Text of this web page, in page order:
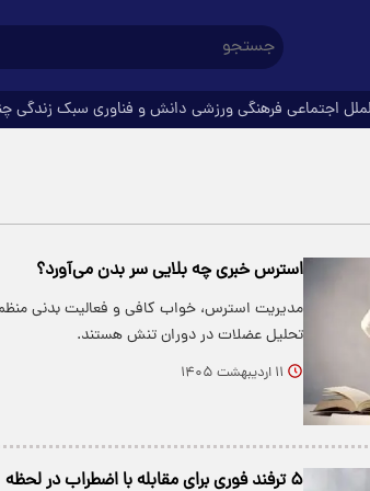
اجتماعی فرهنگیورزشی دانش و فناوری سبک زندگی
استرس خبری چه بلایی سر بدن می‌آورد؟
مدیریت استرس، خواب کافی و فعالیت بدنی
تحلیل عضلات در دوران تنش هستند.
۱۱ اردیبهشت ۱۴۰۵
۵ ترفند فوری برای مقابله با اضطراب در لحظه